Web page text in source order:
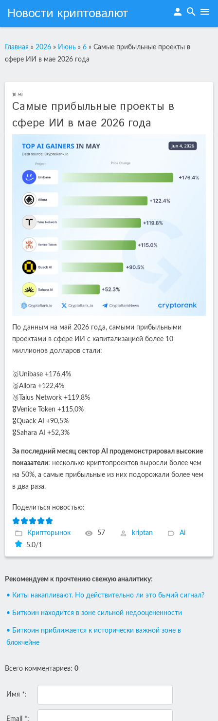
Новости криптовалют person search menu
Главная » 2026 » Июнь » 6 » Самые прибыльные проекты в
сфере ИИ в мае 2026 года
10:59
Самые прибыльные проекты в
сфере ИИ в мае 2026 года
По данным на май 2026 года, самыми прибыльными
проектами в сфере ИИ с капитализацией более 10
миллионов долларов стали:
🥇Unibase +176,4%
🥈Allora +122,4%
🥉Talus Network +119,8%
🎖Venice Token +115,0%
🎖Quack AI +90,5%
🎖Sahara AI +52,3%
За последний месяц сектор AI продемонстрировал высокие
показатели: несколько криптопроектов выросли более чем
на 50%, а самые прибыльные из них подорожали более чем
в два раза.
Поделиться новостью:
Крипторынок 57 kriptan
Ai
5.0/1
Рекомендуем к прочтению свежую аналитику:
• Киты накапливают. Но действительно ли это бычий сигнал?
• Биткоин находится в зоне сильной недооцененности
• Биткоин приближается к исторически важной зоне в
блокчейне
Всего комментариев: 0
Имя *:
Email *: